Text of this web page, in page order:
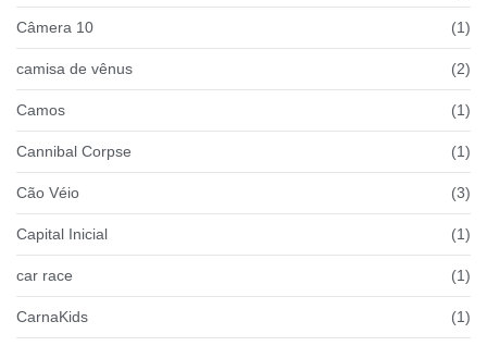
Câmera 10 (1)
camisa de vênus (2)
Camos (1)
Cannibal Corpse (1)
Cão Véio (3)
Capital Inicial (1)
car race (1)
CarnaKids (1)